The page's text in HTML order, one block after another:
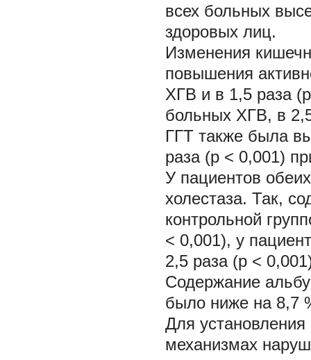
всех больных
здоровых лиц.
Изменения
повышения
ХГВ и в 1,5 раза
больных ХГВ, в
ГГТ также была
раза (р < 0,001)
У пациентов
холестаза. Так,
контрольной
< 0,001), у
2,5 раза (р <
Содержание
было ниже на 8,7
Для
механизмах